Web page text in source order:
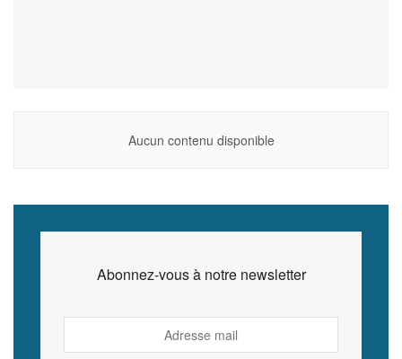
Aucun contenu disponible
Abonnez-vous à notre newsletter